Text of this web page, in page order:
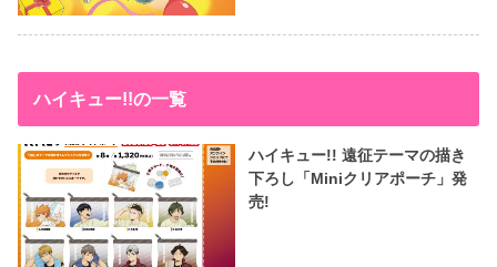
ハイキュー!!の一覧
ハイキュー!! 遠征テーマの描き
下ろし「Miniクリアポーチ」発
売!